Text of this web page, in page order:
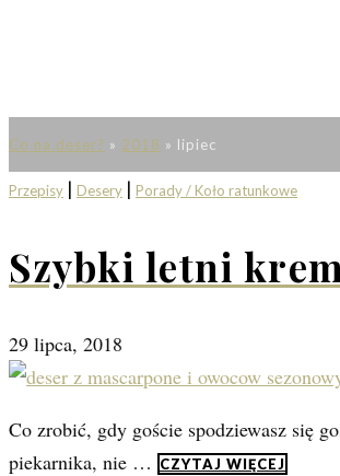
Co na deser? » 2018 » lipiec
Przepisy | Desery | Porady / Koło ratunkowe
Szybki letni
29 lipca, 2018
Co zrobić, gdy goście spodziewasz się
piekarnika, nie …
CZYTAJ WIĘCEJ